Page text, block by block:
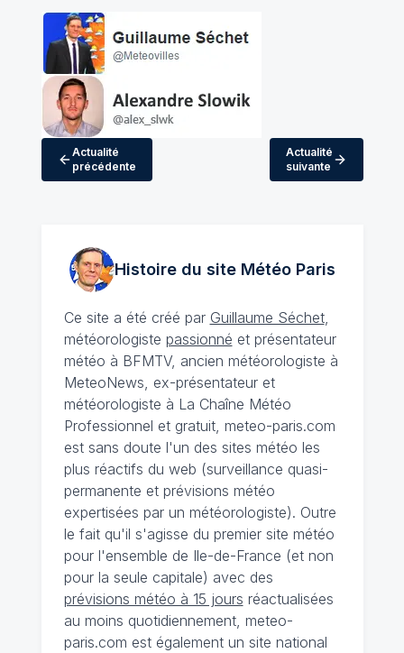
Actualité
précédente
Actualité
suivante
Histoire du site MétéoParis
Ce site a été créé par Guillaume Séchet,
météorologiste passionné et présentateur
météo à BFMTV, ancien météorologiste à
MeteoNews, ex-présentateur et
météorologiste à La Chaîne Météo
Professionnel et gratuit, meteo-paris.com
est sans doute l'un des sites météo les
plus réactifs du web (surveillance quasi-
permanente et prévisions météo
expertisées par un météorologiste). Outre
le fait qu'il s'agisse du premier site météo
pour l'ensemble de Ile-de-France (et non
pour la seule capitale) avec des
prévisions météo à 15 jours réactualisées
au moins quotidiennement, meteo-
paris.com est également un site national